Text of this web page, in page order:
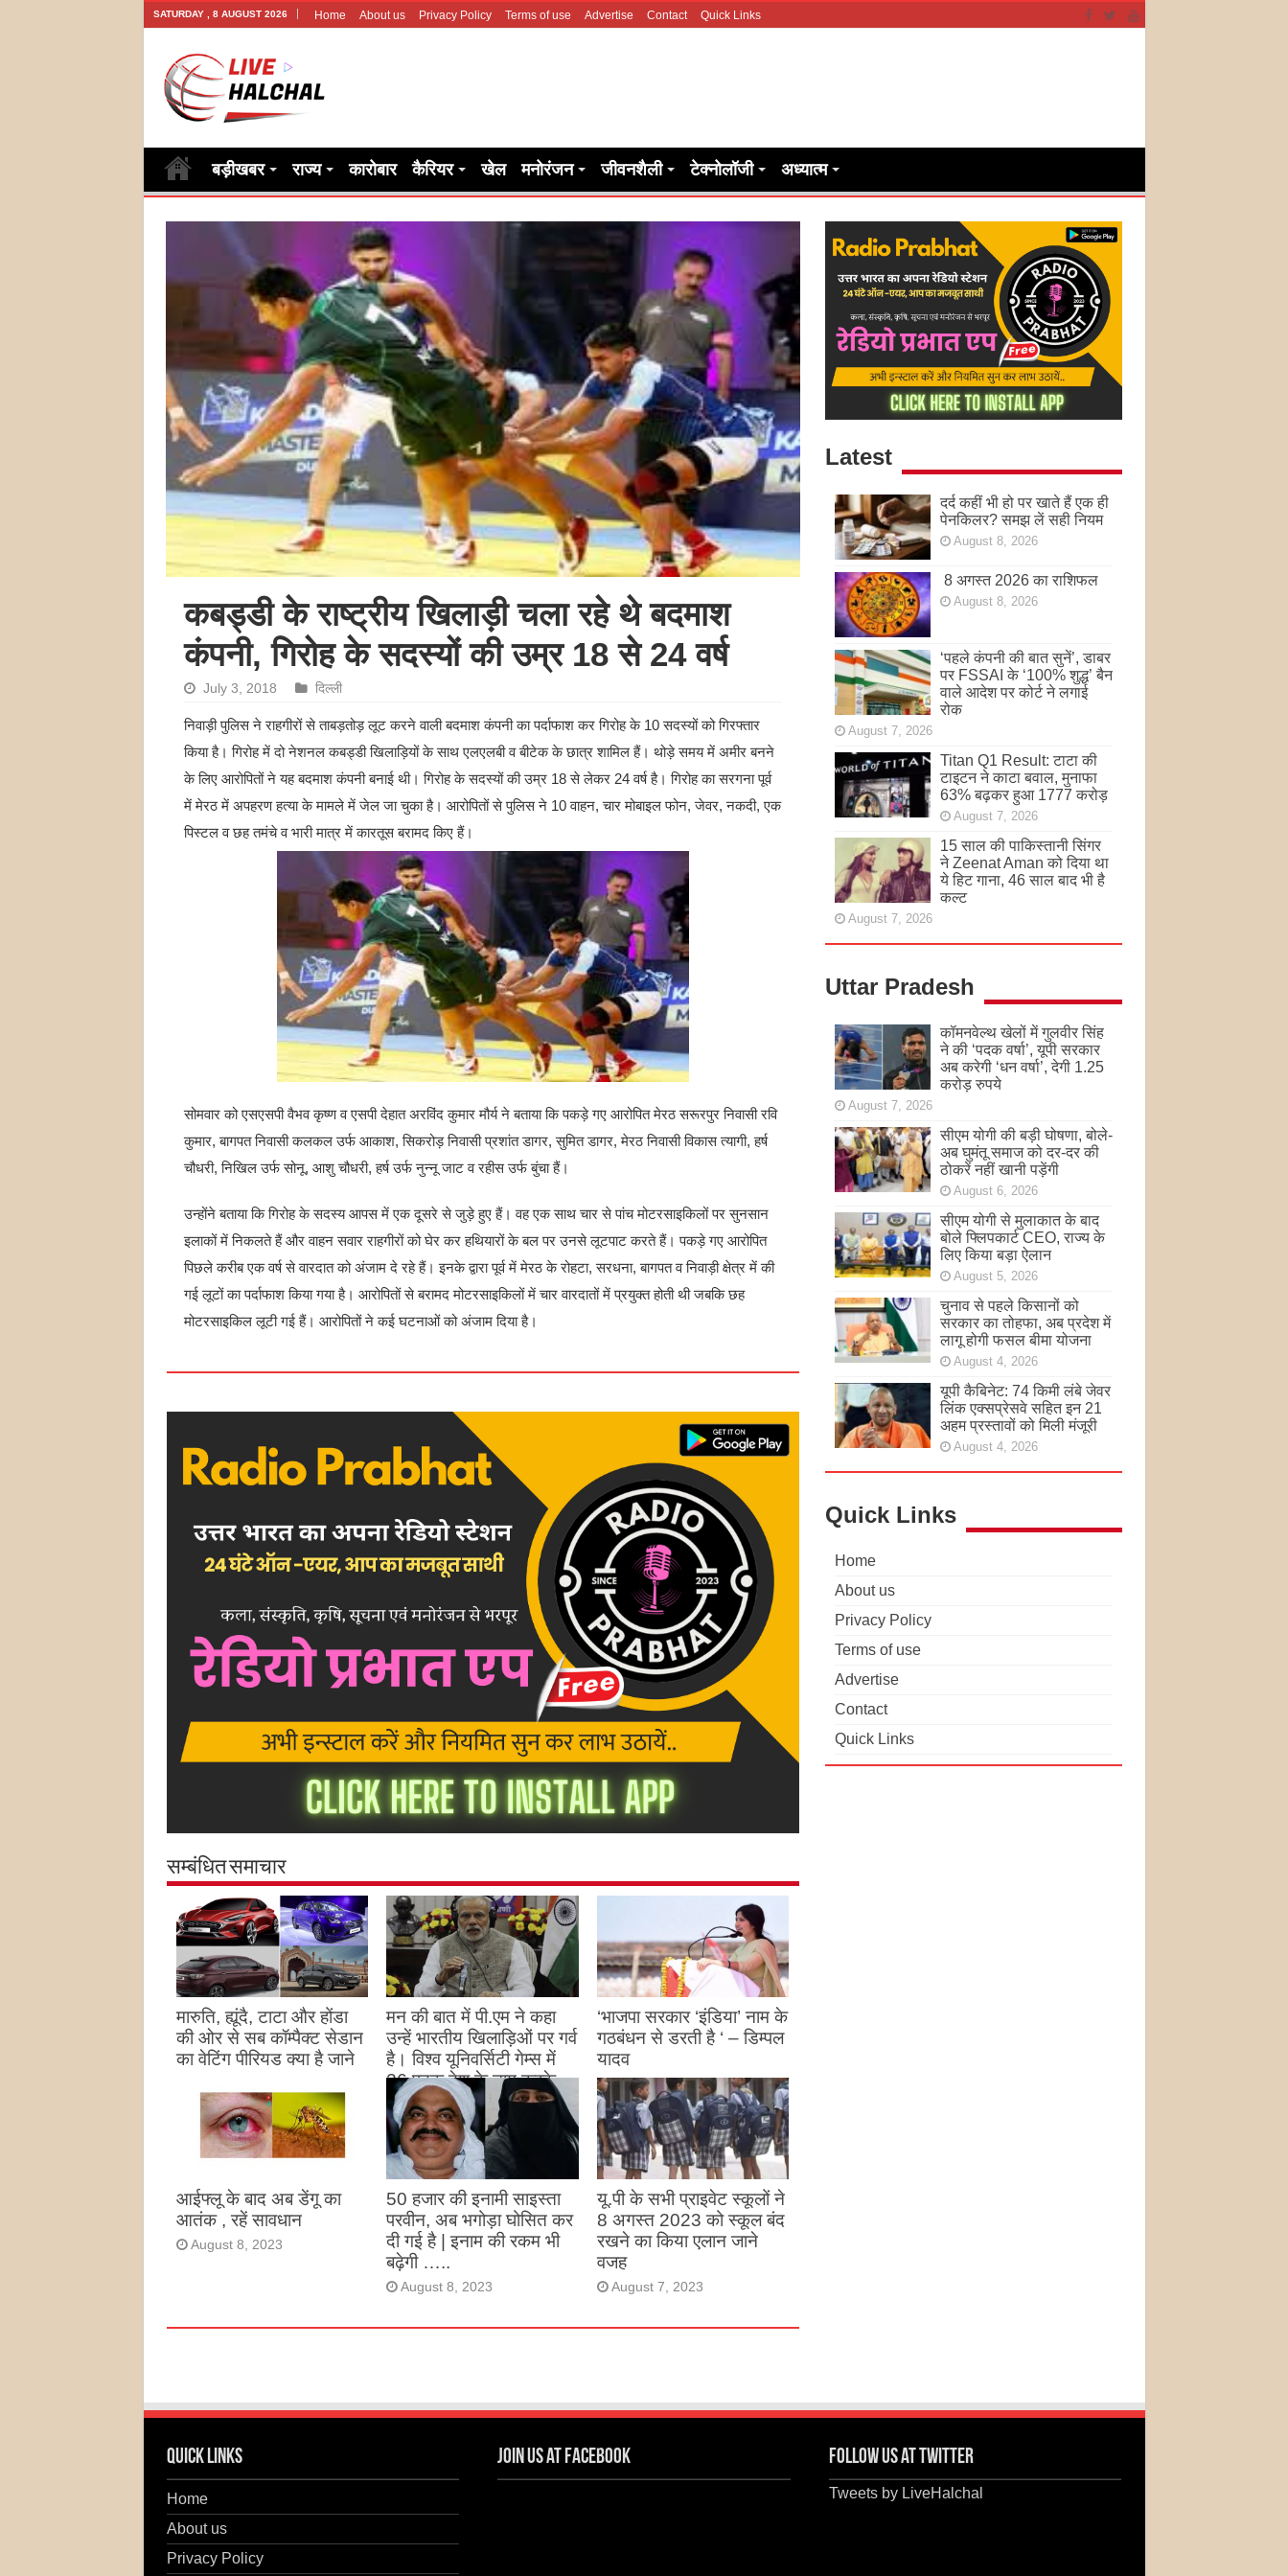
SATURDAY , 8 AUGUST 2026 Home About us Privacy Policy Terms of use Advertise Contact Quick Links
बड़ीखबर राज्य कारोबार कैरियर खेल मनोरंजन जीवनशैली टेक्नोलॉजी अध्यात्म
कबड्डी के राष्ट्रीय खिलाड़ी चला रहे थे बदमाश
कंपनी, गिरोह के सदस्यों की उम्र 18 से 24 वर्ष
July 3, 2018 दिल्ली
निवाड़ी पुलिस ने राहगीरों से ताबड़तोड़ लूट करने वाली बदमाश कंपनी का पर्दाफाश कर गिरोह के 10 सदस्यों को गिरफ्तार
किया है। गिरोह में दो नेशनल कबड्डी खिलाड़ियों के साथ एलएलबी व बीटेक के छात्र शामिल हैं। थोड़े समय में अमीर बनने
के लिए आरोपितों ने यह बदमाश कंपनी बनाई थी। गिरोह के सदस्यों की उम्र 18 से लेकर 24 वर्ष है। गिरोह का सरगना पूर्व
में मेरठ में अपहरण हत्या के मामले में जेल जा चुका है। आरोपितों से पुलिस ने 10 वाहन, चार मोबाइल फोन, जेवर, नकदी, एक
पिस्टल व छह तमंचे व भारी मात्र में कारतूस बरामद किए हैं।
सोमवार को एसएसपी वैभव कृष्ण व एसपी देहात अरविंद कुमार मौर्य ने बताया कि पकड़े गए आरोपित मेरठ सरूरपुर निवासी रवि
कुमार, बागपत निवासी कलकल उर्फ आकाश, सिकरोड़ निवासी प्रशांत डागर, सुमित डागर, मेरठ निवासी विकास त्यागी, हर्ष
चौधरी, निखिल उर्फ सोनू, आशु चौधरी, हर्ष उर्फ नुन्नू जाट व रहीस उर्फ बुंचा हैं।
उन्होंने बताया कि गिरोह के सदस्य आपस में एक दूसरे से जुड़े हुए हैं। वह एक साथ चार से पांच मोटरसाइकिलों पर सुनसान
इलाकों में निकलते हैं और वाहन सवार राहगीरों को घेर कर हथियारों के बल पर उनसे लूटपाट करते हैं। पकड़े गए आरोपित
पिछले करीब एक वर्ष से वारदात को अंजाम दे रहे हैं। इनके द्वारा पूर्व में मेरठ के रोहटा, सरधना, बागपत व निवाड़ी क्षेत्र में की
गई लूटों का पर्दाफाश किया गया है। आरोपितों से बरामद मोटरसाइकिलों में चार वारदातों में प्रयुक्त होती थी जबकि छह
मोटरसाइकिल लूटी गई हैं। आरोपितों ने कई घटनाओं को अंजाम दिया है।
सम्बंधित समाचार
मारुति, ह्यूंदै, टाटा और होंडा
की ओर से सब कॉम्पैक्ट सेडान
का वेटिंग पीरियड क्या है जाने
मन की बात में पी.एम ने कहा
उन्हें भारतीय खिलाड़िओं पर गर्व
है। विश्व यूनिवर्सिटी गेम्स में
26 पदक देश के नाम करके
उन्होंने देश का नाम रोशन किया
है
August 27, 2023
‘भाजपा सरकार ‘इंडिया’ नाम के
गठबंधन से डरती है ‘ – डिम्पल
यादव
August 26, 2023
आईफ्लू के बाद अब डेंगू का
आतंक , रहें सावधान
August 8, 2023
50 हजार की इनामी साइस्ता
परवीन, अब भगोड़ा घोसित कर
दी गई है | इनाम की रकम भी
बढ़ेगी …..
August 8, 2023
यू.पी के सभी प्राइवेट स्कूलों ने
8 अगस्त 2023 को स्कूल बंद
रखने का किया एलान जाने
वजह
August 7, 2023
Latest
दर्द कहीं भी हो पर खाते हैं एक ही
पेनकिलर? समझ लें सही नियम
August 8, 2026
8 अगस्त 2026 का राशिफल
August 8, 2026
‘पहले कंपनी की बात सुनें’, डाबर
पर FSSAI के ‘100% शुद्ध’ बैन
वाले आदेश पर कोर्ट ने लगाई
रोक
August 7, 2026
Titan Q1 Result: टाटा की
टाइटन ने काटा बवाल, मुनाफा
63% बढ़कर हुआ 1777 करोड़
August 7, 2026
15 साल की पाकिस्तानी सिंगर
ने Zeenat Aman को दिया था
ये हिट गाना, 46 साल बाद भी है
कल्ट
August 7, 2026
Uttar Pradesh
कॉमनवेल्थ खेलों में गुलवीर सिंह
ने की ‘पदक वर्षा’, यूपी सरकार
अब करेगी ‘धन वर्षा’, देगी 1.25
करोड़ रुपये
August 7, 2026
सीएम योगी की बड़ी घोषणा, बोले-
अब घुमंतू समाज को दर-दर की
ठोकरें नहीं खानी पड़ेंगी
August 6, 2026
सीएम योगी से मुलाकात के बाद
बोले फ्लिपकार्ट CEO, राज्य के
लिए किया बड़ा ऐलान
August 5, 2026
चुनाव से पहले किसानों को
सरकार का तोहफा, अब प्रदेश में
लागू होगी फसल बीमा योजना
August 4, 2026
यूपी कैबिनेट: 74 किमी लंबे जेवर
लिंक एक्सप्रेसवे सहित इन 21
अहम प्रस्तावों को मिली मंजूरी
August 4, 2026
Quick Links
Home
About us
Privacy Policy
Terms of use
Advertise
Contact
Quick Links
Quick Links
Home
About us
Privacy Policy
Join us at Facebook Follow us at Twitter
Tweets by LiveHalchal